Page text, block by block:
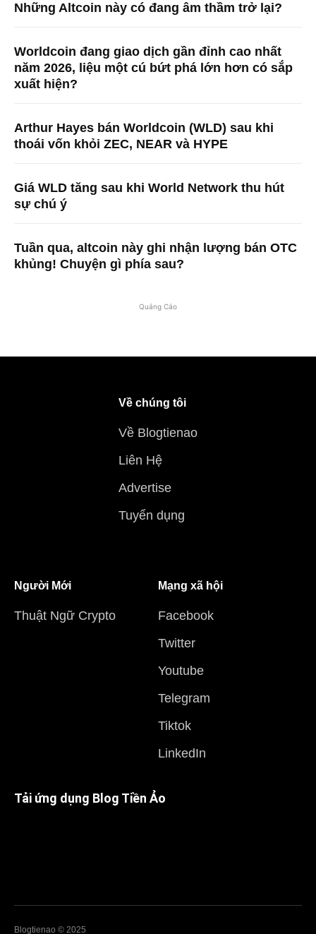
Những Altcoin này có đang âm thầm trở lại?
Worldcoin đang giao dịch gần đỉnh cao nhất
năm 2026, liệu một cú bứt phá lớn hơn có sắp
xuất hiện?
Arthur Hayes bán Worldcoin (WLD) sau khi
thoái vốn khỏi ZEC, NEAR và HYPE
Giá WLD tăng ​​sau khi World Network thu hút
sự chú ý
Tuần qua, altcoin này ghi nhận lượng bán OTC
khủng! Chuyện gì phía sau?
Quảng Cáo
Về chúng tôi
Về Blogtienao
Liên Hệ
Advertise
Tuyển dụng
Người Mới
Thuật Ngữ Crypto
Mạng xã hội
Facebook
Twitter
Youtube
Telegram
Tiktok
LinkedIn
Tải ứng dụng Blog Tiền Ảo
Blogtienao © 2025